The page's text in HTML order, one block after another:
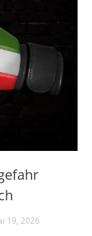
19, 2026